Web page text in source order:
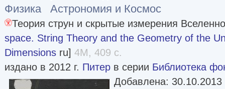
Физика Астрономия и Космос
Теория струн и скрытые измерения
space. String Theory and the Geometry of the
Dimensions ru] 4M, 409 с.
издано в 2012 г. Питер в серии Библиотека
Добавлена: 30.10.2013